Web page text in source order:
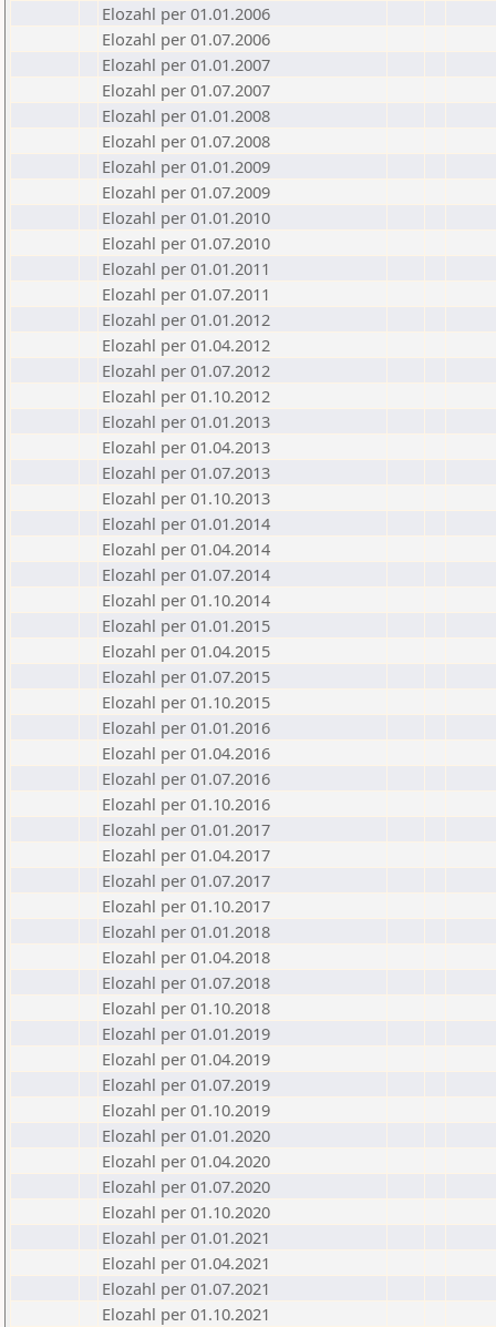
Elozahl per 01.01.2006
Elozahl per 01.07.2006
Elozahl per 01.01.2007
Elozahl per 01.07.2007
Elozahl per 01.01.2008
Elozahl per 01.07.2008
Elozahl per 01.01.2009
Elozahl per 01.07.2009
Elozahl per 01.01.2010
Elozahl per 01.07.2010
Elozahl per 01.01.2011
Elozahl per 01.07.2011
Elozahl per 01.01.2012
Elozahl per 01.04.2012
Elozahl per 01.07.2012
Elozahl per 01.10.2012
Elozahl per 01.01.2013
Elozahl per 01.04.2013
Elozahl per 01.07.2013
Elozahl per 01.10.2013
Elozahl per 01.01.2014
Elozahl per 01.04.2014
Elozahl per 01.07.2014
Elozahl per 01.10.2014
Elozahl per 01.01.2015
Elozahl per 01.04.2015
Elozahl per 01.07.2015
Elozahl per 01.10.2015
Elozahl per 01.01.2016
Elozahl per 01.04.2016
Elozahl per 01.07.2016
Elozahl per 01.10.2016
Elozahl per 01.01.2017
Elozahl per 01.04.2017
Elozahl per 01.07.2017
Elozahl per 01.10.2017
Elozahl per 01.01.2018
Elozahl per 01.04.2018
Elozahl per 01.07.2018
Elozahl per 01.10.2018
Elozahl per 01.01.2019
Elozahl per 01.04.2019
Elozahl per 01.07.2019
Elozahl per 01.10.2019
Elozahl per 01.01.2020
Elozahl per 01.04.2020
Elozahl per 01.07.2020
Elozahl per 01.10.2020
Elozahl per 01.01.2021
Elozahl per 01.04.2021
Elozahl per 01.07.2021
Elozahl per 01.10.2021